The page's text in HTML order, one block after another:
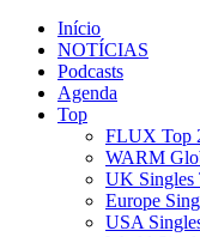
Início
NOTÍCIAS
Podcasts
Agenda
Top
FLUX Top
WARM
UK Singles
Europe
USA